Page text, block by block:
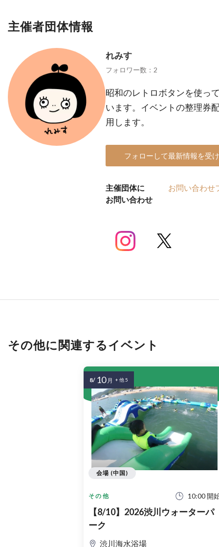
主催者団体情報
れみす
フォロワー数：2
昭和のレトロボタンを使っ
います。イベントの整理券
用します。
フォローして最新情報を受
主催団体に
お問い合わせ
お問い合わせ
その他に関連するイベント
その他 10:00 開
【8/10】2026渋川ウォーターパ
ーク
渋川海水浴場
会場 (中国)
8/ 10 月 + 他 5